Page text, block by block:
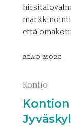
että
READ MORE
Kontio